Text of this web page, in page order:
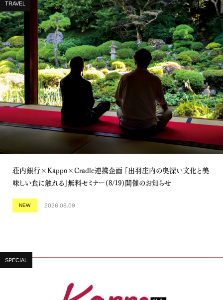
TRAVEL
荘内銀行×Kappo×Cradle連携企画 「出羽庄内の奥深い文化と美
味しい食に触れる」無料セミナー（8/19）開催のお知らせ
NEW 2026.08.09
SPECIAL